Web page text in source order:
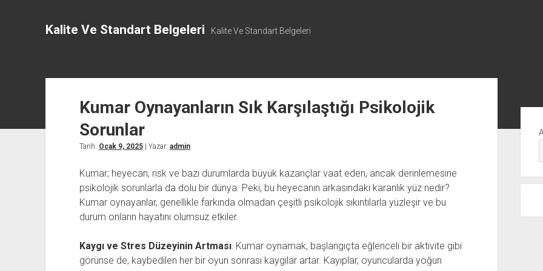
Kalite Ve Standart Belgeleri Kalite Ve Standart Belgeleri
Kumar Oynayanların Sık Karşılaştığı Psikolojik
Sorunlar
Tarih: Ocak 9, 2025| Yazar: admin
Kumar; heyecan, risk ve bazı durumlarda büyük kazançlar vaat eden, ancak derinlemesine
psikolojik sorunlarla da dolu bir dünya. Peki, bu heyecanın arkasındaki karanlık yüz nedir?
Kumar oynayanlar, genellikle farkında olmadan çeşitli psikolojik sıkıntılarla yüzleşir ve bu
durum onların hayatını olumsuz etkiler.
Kaygı ve Stres Düzeyinin Artması: Kumar oynamak, başlangıçta eğlenceli bir aktivite gibi
görünse de, kaybedilen her bir oyun sonrası kaygılar artar. Kayıplar, oyuncularda yoğun